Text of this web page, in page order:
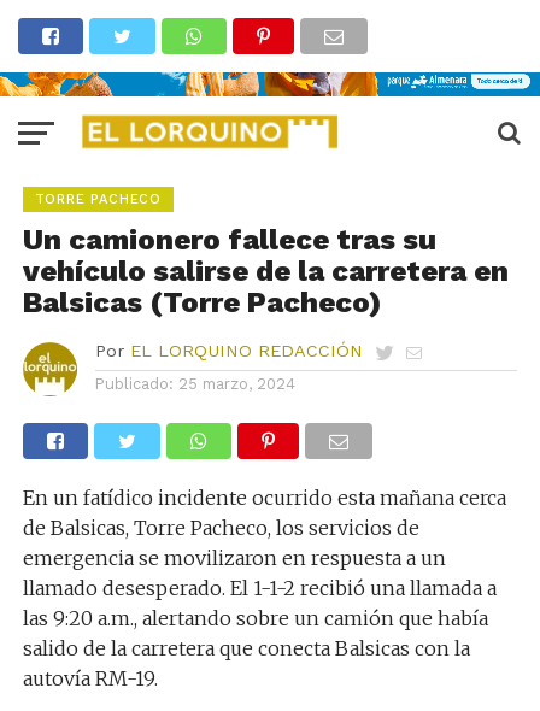
TORRE PACHECO
Un camionero fallece tras su
vehículo salirse de la carretera en
Balsicas (Torre Pacheco)
Por EL LORQUINO REDACCIÓN
Publicado: 25 marzo, 2024
En un fatídico incidente ocurrido esta mañana cerca
de Balsicas, Torre Pacheco, los servicios de
emergencia se movilizaron en respuesta a un
llamado desesperado. El 1-1-2 recibió una llamada a
las 9:20 a.m., alertando sobre un camión que había
salido de la carretera que conecta Balsicas con la
autovía RM-19.